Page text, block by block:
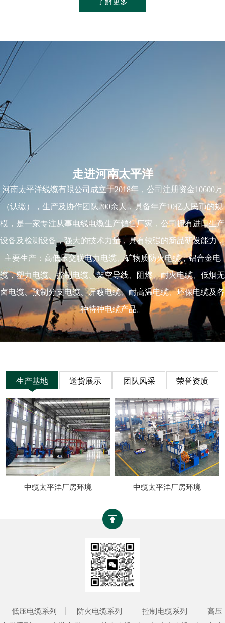
走进河南太平洋
河南太平洋线缆有限公司成立于2018年，公司注册资金10600万
（认缴），生产及协作团队200余人，具备年产10亿人民币的规
模，是一家专注从事电线电缆生产销售厂家，公司拥有进口生产
设备及检测设备，强大的技术力量，具有较强的新品研发能力，
主要生产：高低压交联电力电缆、矿物质防火电缆，铝合金电
缆，塑力电缆、控制电缆、架空导线、阻燃、耐火电缆、低烟无
卤电缆、预制分支电缆、屏蔽电缆、耐高温电缆、环保电缆及各
种特种电缆产品。
生产基地 送货展示 团队风采 荣誉资质
中缆太平洋厂房环境 中缆太平洋厂房环境
低压电缆系列 防火电缆系列 控制电缆系列
高压